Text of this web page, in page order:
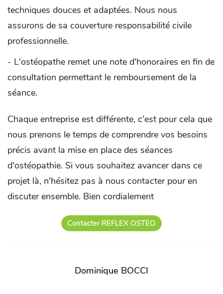
techniques douces et adaptées. Nous nous
assurons de sa couverture responsabilité civile
professionnelle.
- L'ostéopathe remet une note d'honoraires en fin de
consultation permettant le remboursement de la
séance.
Chaque entreprise est différente, c'est pour cela que
nous prenons le temps de comprendre vos besoins
précis avant la mise en place des séances
d'ostéopathie. Si vous souhaitez avancer dans ce
projet là, n'hésitez pas à nous contacter pour en
discuter ensemble. Bien cordialement
Contacter REFLEX OSTEO
Dominique BOCCI